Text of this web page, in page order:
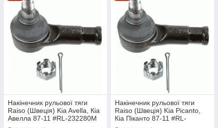
Накінечник рульової тяги
Raiso (Швеція) Kia Avella, Кіа
Авелла 87-11 #RL-232280M
UAYLLYW7
Накінечник рульової тяги
Raiso (Швеція) Kia Picanto,
Кіа Піканто 87-11 #RL-
232280M UADYWHC7